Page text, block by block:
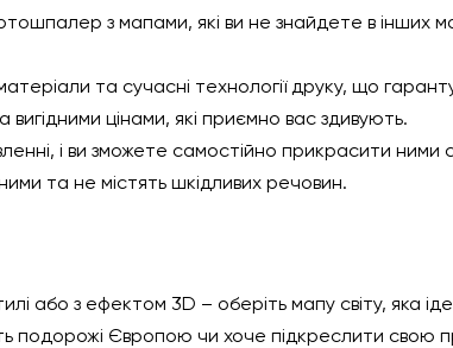
з мапами, які ви не знайдете в інших
та сучасні технології друку, що
цінами, які приємно вас здивують.
і ви зможете самостійно прикрасити ними
та не містять шкідливих речовин.
або з ефектом 3D – оберіть мапу світу, яка
подорожі Європою чи хоче підкреслити свою